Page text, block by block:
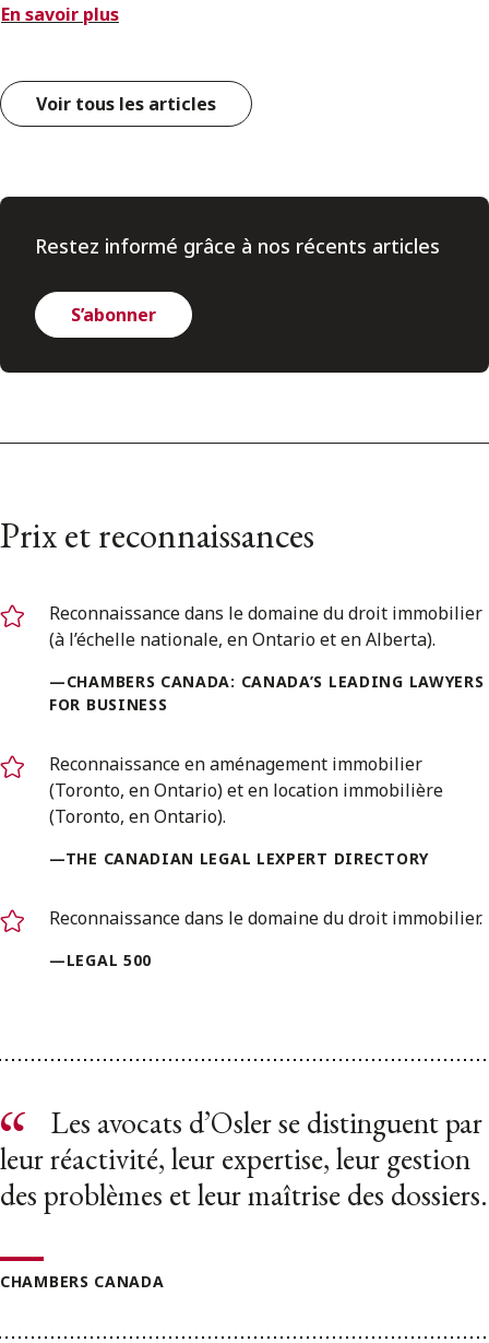
En savoir plus
Voir tous les articles
Restez informé grâce à nos récents articles
S’abonner
Prix et reconnaissances
Reconnaissance dans le domaine du droit immobilier
(à l’échelle nationale, en Ontario et en Alberta).
—CHAMBERS CANADA: CANADA’S LEADING LAWYERS
FOR BUSINESS
Reconnaissance en aménagement immobilier
(Toronto, en Ontario) et en location immobilière
(Toronto, en Ontario).
—THE CANADIAN LEGAL LEXPERT DIRECTORY
Reconnaissance dans le domaine du droit immobilier.
—LEGAL 500
Les avocats d’Osler se distinguent par
leur réactivité, leur expertise, leur gestion
des problèmes et leur maîtrise des dossiers.
CHAMBERS CANADA